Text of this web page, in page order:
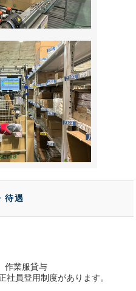
待遇
作業服貸与
員登用制度があります。